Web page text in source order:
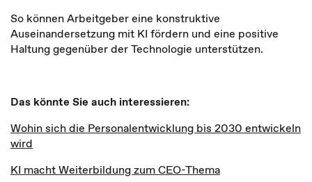
So können Arbeitgeber eine konstruktive
Auseinandersetzung mit KI fördern und eine positive
Haltung gegenüber der Technologie unterstützen.
Das könnte Sie auch interessieren:
Wohin sich die Personalentwicklung bis 2030 entwickeln
wird
KI macht Weiterbildung zum CEO-Thema